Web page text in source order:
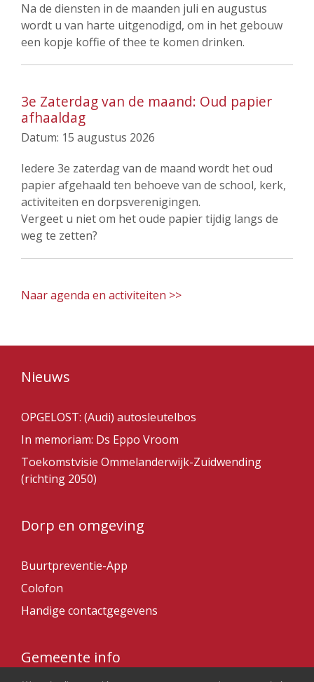
Na de diensten in de maanden juli en augustus
wordt u van harte uitgenodigd, om in het gebouw
een kopje koffie of thee te komen drinken.
3e Zaterdag van de maand: Oud papier
afhaaldag
Datum: 15 augustus 2026
Iedere 3e zaterdag van de maand wordt het oud
papier afgehaald ten behoeve van de school, kerk,
activiteiten en dorpsverenigingen.
Vergeet u niet om het oude papier tijdig langs de
weg te zetten?
Naar agenda en activiteiten >>
Nieuws
OPGELOST: (Audi) autosleutelbos
In memoriam: Ds Eppo Vroom
Toekomstvisie Ommelanderwijk-Zuidwending
(richting 2050)
Dorp en omgeving
Buurtpreventie-App
Colofon
Handige contactgegevens
Gemeente info